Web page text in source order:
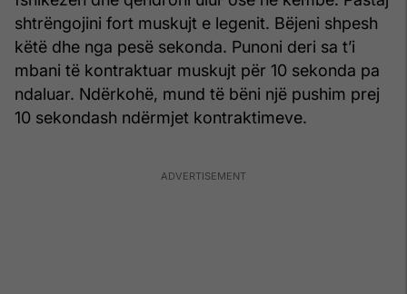
shtrëngojini fort muskujt e legenit. Bëjeni shpesh
këtë dhe nga pesë sekonda. Punoni deri sa t’i
mbani të kontraktuar muskujt për 10 sekonda pa
ndaluar. Ndërkohë, mund të bëni një pushim prej
10 sekondash ndërmjet kontraktimeve.